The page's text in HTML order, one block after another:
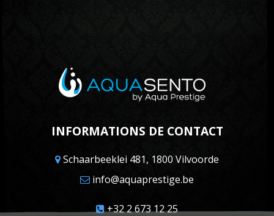
INFORMATIONS DE CONTACT
Schaarbeeklei 481, 1800 Vilvoorde
info@aquaprestige.be
+32 2 673 12 25